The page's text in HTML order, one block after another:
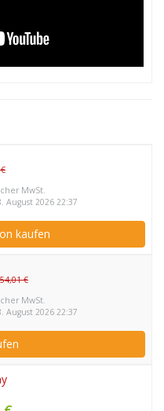
MwSt.
2026 22:37
kaufen
54,01 €
MwSt.
2026 22:37